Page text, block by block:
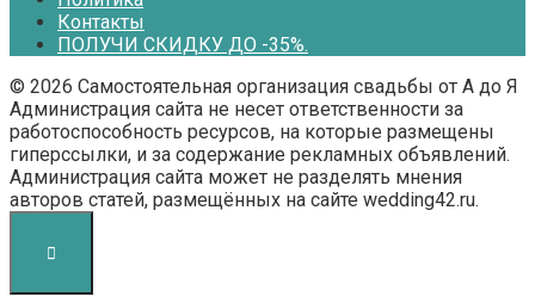
Контакты
ПОЛУЧИ СКИДКУ ДО -35%.
© 2026 Самостоятельная организация свадьбы от А до Я
Администрация сайта не несет ответственности за
работоспособность ресурсов, на которые размещены
гиперссылки, и за содержание рекламных объявлений.
Администрация сайта может не разделять мнения
авторов статей, размещённых на сайте wedding42.ru.